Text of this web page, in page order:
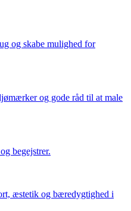
og skabe mulighed for
og gode råd til at male
begejstrer.
æstetik og bæredygtighed i